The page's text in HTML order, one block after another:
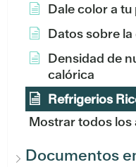
Dale color a tu
Datos sobre la
Densidad de
calórica
Refrigerios
Mostrar todos los
Documentos